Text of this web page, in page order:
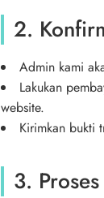
2.
Admin kami
Lakukan
website.
Kirimkan bukti
3.